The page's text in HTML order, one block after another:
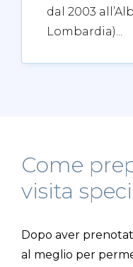
dal 2003
Lombardia)...
Come
visita
Dopo aver
al meglio per